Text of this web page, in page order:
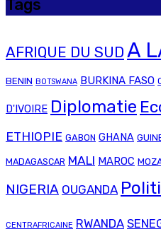
Tags
AFRIQUE DU SUD A
BENIN BOTSWANA BURKINA FASO
D'IVOIRE Diplomatie
ETHIOPIE GABON GHANA
MADAGASCAR MALI MAROC
NIGERIA OUGANDA
CENTRAFRICAINE RWANDA